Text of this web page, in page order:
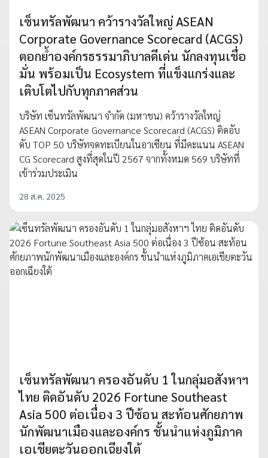
เซ็นทรัลพัฒนา คว้ารางวัลใหญ่ ASEAN
Corporate Governance Scorecard (ACGS)
ตอกย้ำองค์กรธรรมาภิบาลดีเด่น นักลงทุนเชื่อ
มั่น พร้อมเป็น Ecosystem ที่แข็งแกร่งและ
เติบโตไปกับทุกภาคส่วน
บริษัท เซ็นทรัลพัฒนา จำกัด (มหาชน) คว้ารางวัลใหญ่
ASEAN Corporate Governance Scorecard (ACGS) ติดอับ
ดับ TOP 50 บริษัทจดทะเบียนในอาเซียน ที่มีคะแนน ASEAN
CG Scorecard สูงที่สุดในปี 2567 จากทั้งหมด 569 บริษัทที่
เข้าร่วมประเมิน
28 ส.ค. 2025
เซ็นทรัลพัฒนา ครองอันดับ 1 ในกลุ่มอสังหาฯ
ไทย ติดอันดับ 2026 Fortune Southeast
Asia 500 ต่อเนื่อง 3 ปีซ้อน สะท้อนศักยภาพ
นักพัฒนาเมืองและองค์กร ชั้นนำแห่งภูมิภาค
เอเชียตะวันออกเฉียงใต้